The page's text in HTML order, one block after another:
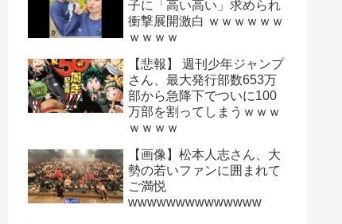
子に「高い高い」求められ
衝撃展開激白 ｗｗｗｗｗｗ
ｗｗｗｗ
【悲報】 週刊少年ジャンプ
さん、最大発行部数653万
部から急降下でついに100
万部を割ってしまうｗｗｗ
ｗｗｗｗ
【画像】松本人志さん、大
勢の若いファンに囲まれて
ご満悦
wwwwwwwwwwwwww